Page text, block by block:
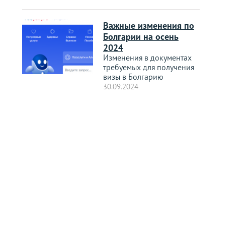
Важные изменения по
Болгарии на осень
2024
Изменения в документах
требуемых для получения
визы в Болгарию
30.09.2024